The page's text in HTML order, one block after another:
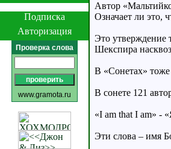
Подписка
Авторизация
Проверка слова
www.gramota.ru
Автор
Означает ли это,
Это утверждение
Шекспира
В «Сонетах»
В сонете 121
«I am that I am» -
Эти слова – имя